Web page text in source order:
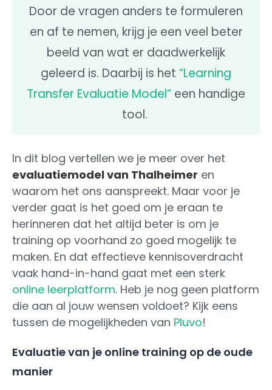
Door de vragen anders te formuleren
en af te nemen, krijg je een veel beter
beeld van wat er daadwerkelijk
geleerd is. Daarbij is het “Learning
Transfer Evaluatie Model” een handige
tool.
In dit blog vertellen we je meer over het
evaluatiemodel van Thalheimer en
waarom het ons aanspreekt. Maar voor je
verder gaat is het goed om je eraan te
herinneren dat het altijd beter is om je
training op voorhand zo goed mogelijk te
maken. En dat effectieve kennisoverdracht
vaak hand-in-hand gaat met een sterk
online leerplatform. Heb je nog geen platform
die aan al jouw wensen voldoet? Kijk eens
tussen de mogelijkheden van Pluvo!
Evaluatie van je online training op de oude
manier